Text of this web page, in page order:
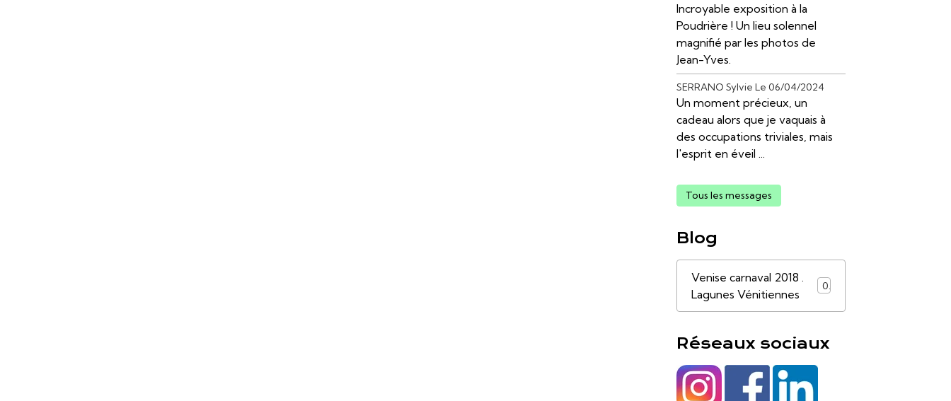
Incroyable exposition à la
Poudrière ! Un lieu solennel
magnifié par les photos de
Jean-Yves.
SERRANO Sylvie Le 06/04/2024
Un moment précieux, un
cadeau alors que je vaquais à
des occupations triviales, mais
l'esprit en éveil ...
Tous les messages
Blog
Venise carnaval 2018 .
Lagunes Vénitiennes
0
Réseaux sociaux